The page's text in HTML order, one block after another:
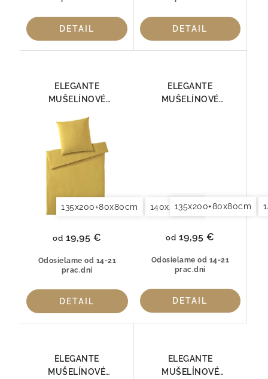
DETAIL DETAIL
ELEGANTE
MUŠELÍNOVÉ
7095-03
135x200+80x80cm 140x200+70x90cm
Odosielame od 14-21
prac.dní
od 19,95 €
DETAIL
ELEGANTE
MUŠELÍNOVÉ
135x200+80x80cm
Odosielame od 14-21
prac.dní
od 19,95 €
DETAIL
ELEGANTE
MUŠELÍNOVÉ
ELEGANTE
MUŠELÍNOVÉ